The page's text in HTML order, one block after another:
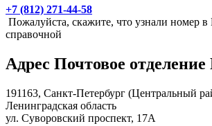
- прием коммунальных платежей;
- прием платежей за услуги сотовой и
Интернет и телевидение;
- страховые услуги.
- «КиберПочт@»;
На территории Санкт-Петербурга и
+7 (812) 271-44-58
Пожалуйста, скажите, что узнали номер
справочной
Адрес Почтовое
191163, Санкт-Петербург (Центральный
Ленинградская область
ул. Суворовский проспект, 17А